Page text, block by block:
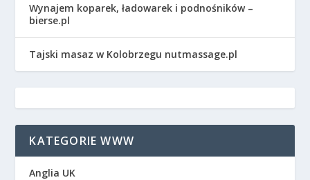
Wynajem koparek, ładowarek i podnośników –
bierse.pl
Tajski masaz w Kolobrzegu nutmassage.pl
KATEGORIE WWW
Anglia UK